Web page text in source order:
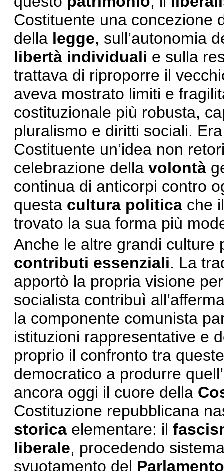
Costituente una concezione
della legge, sull’autonomia
libertà individuali e sulla
trattava di riproporre il
aveva mostrato limiti e
costituzionale più robusta,
pluralismo e diritti sociali.
Costituente un’idea non
celebrazione della volontà
continua di anticorpi contro
questa cultura politica che
trovato la sua forma più
Anche le altre grandi culture
contributi essenziali. La
apportò la propria visione
socialista contribuì
la componente comunista
istituzioni rappresentative e
proprio il confronto tra queste
democratico a produrre
ancora oggi il cuore della
Costituzione repubblicana
storica elementare: il
liberale, procedendo
svuotamento del Parlamento